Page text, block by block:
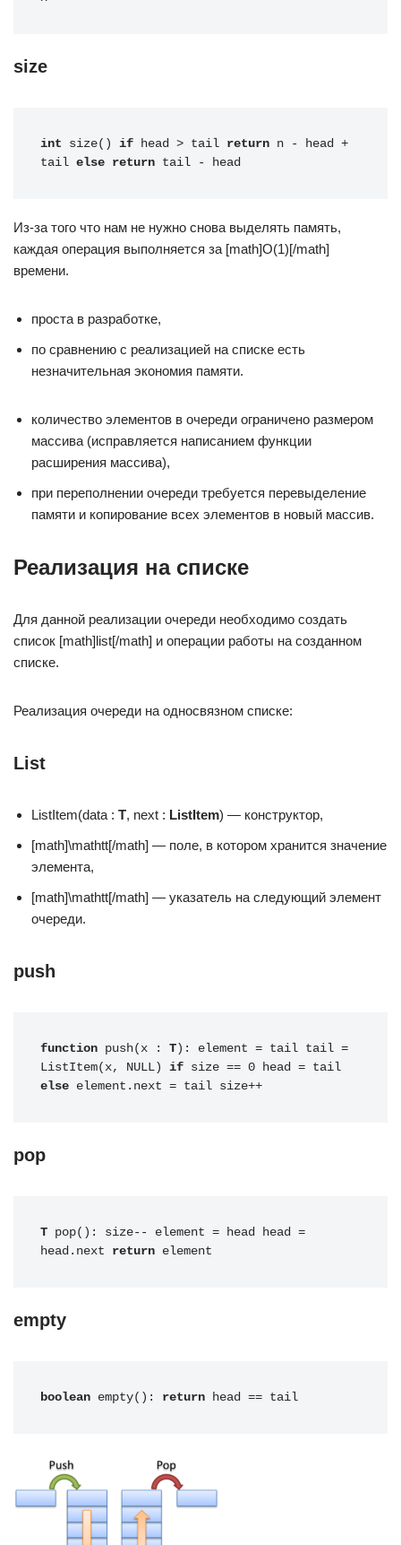
size
int size() if head > tail return n - head +
tail else return tail - head
Из-за того что нам не нужно снова выделять память,
каждая операция выполняется за [math]O(1)[/math]
времени.
проста в разработке,
по сравнению с реализацией на списке есть
незначительная экономия памяти.
количество элементов в очереди ограничено размером
массива (исправляется написанием функции
расширения массива),
при переполнении очереди требуется перевыделение
памяти и копирование всех элементов в новый массив.
Реализация на списке
Для данной реализации очереди необходимо создать
список [math]list[/math] и операции работы на созданном
списке.
Реализация очереди на односвязном списке:
List
ListItem(data : T, next : ListItem) — конструктор,
[math]\mathtt[/math] — поле, в котором хранится значение
элемента,
[math]\mathtt[/math] — указатель на следующий элемент
очереди.
push
function push(x : T): element = tail tail =
ListItem(x, NULL) if
else element.next = tail size++
pop
T pop(): size-- element = head head =
head.next return element
empty
boolean empty(): return head == tail